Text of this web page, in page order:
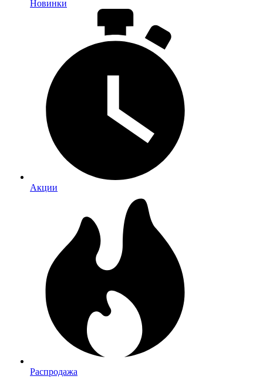
Новинки
Акции
Распродажа